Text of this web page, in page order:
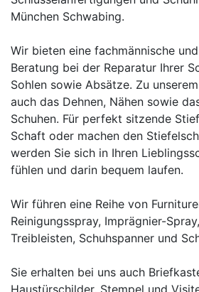
München Schwabing.
Wir bieten eine fachmännische
Beratung bei der Reparatur Ihrer
Sohlen sowie Absätze. Zu
auch das Dehnen, Nähen sowie
Schuhen. Für perfekt sitzende
Schaft oder machen den
werden Sie sich in Ihren
fühlen und darin bequem laufen.
Wir führen eine Reihe von
Reinigungsspray, Imprägnier-
Treibleisten, Schuhspanner und
Sie erhalten bei uns auch
Haustürschilder, Stempel und